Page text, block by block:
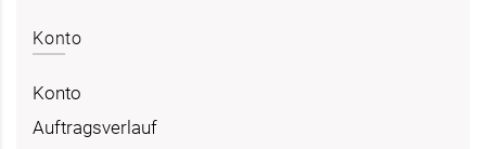
Konto
Konto
Auftragsverlauf